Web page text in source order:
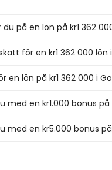
på en lön på kr1 362
för en kr1 362 000 lön
en lön på kr1 362 000 i
en kr1.000 bonus på
en kr5.000 bonus